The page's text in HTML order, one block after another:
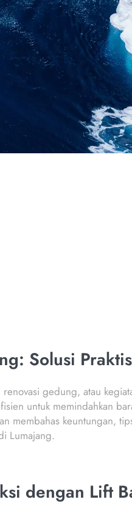
Solusi
gedung, atau
untuk memindahkan
membahas keuntungan,
Lumajang.
dengan Lift